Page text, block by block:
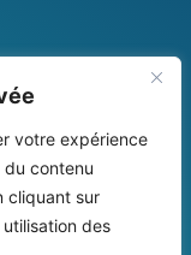
votre expérience
contenu
cliquant sur
des